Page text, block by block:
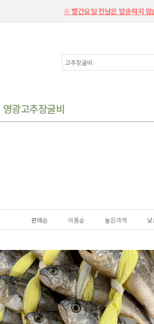
※ 빨간요일 전날은 발송하지 않
영광고추장굴비
판매순 이름순 높은가격